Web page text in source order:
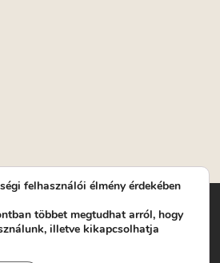
Nonprofit Kft. | Működési
1089 Budapest, Kálvária tér 6. |
Kálvária tér 14. | Titkárság:
felhasználói élmény érdekében
többet megtudhat arról, hogy
illetve kikapcsolhatja